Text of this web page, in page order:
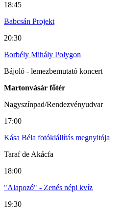
18:45
Babcsán Projekt
20:30
Borbély Mihály Polygon
Bájoló - lemezbemutató koncert
Martonvásár főtér
Nagyszínpad/Rendezvényudvar
17:00
Kása Béla fotókiállítás megnyitója
Taraf de Akácfa
18:00
"Alapozó" - Zenés népi kvíz
19:30